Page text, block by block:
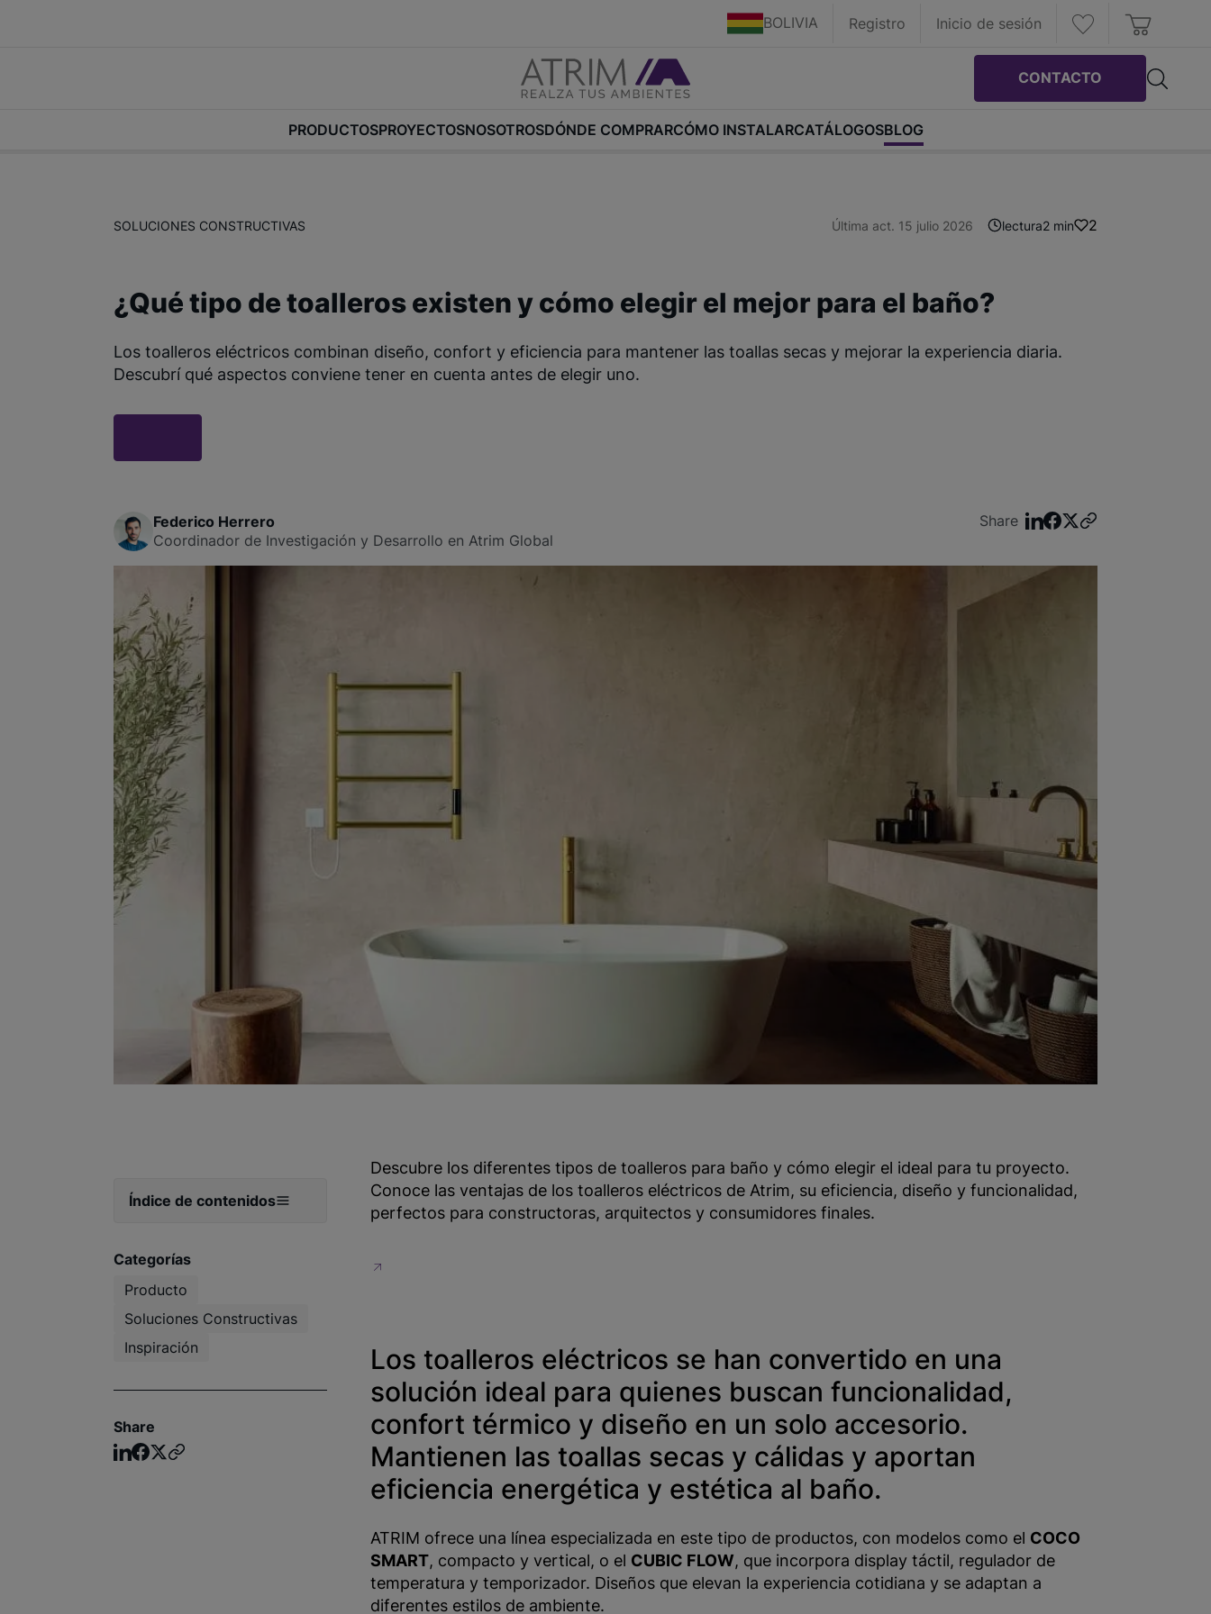
BOLIVIA Registro Inicio de sesión
CONTACTO
PRODUCTOSPROYECTOSNOSOTROSDÓNDE COMPRARCÓMO INSTALARCATÁLOGOSBLOG
SOLUCIONES CONSTRUCTIVAS Última act. 15 julio 2026 lectura2 min 2
¿Qué tipo de toalleros existen y cómo elegir el mejor para el baño?
Los toalleros eléctricos combinan diseño, confort y eficiencia para mantener las toallas secas y mejorar la experiencia diaria.
Descubrí qué aspectos conviene tener en cuenta antes de elegir uno.
Federico Herrero
Coordinador de Investigación y Desarrollo en Atrim Global
Share
Índice de contenidos
Categorías
Producto
Soluciones Constructivas
Inspiración
Share
Descubre los diferentes tipos de toalleros para baño y cómo elegir el ideal para tu proyecto.
Conoce las ventajas de los toalleros eléctricos de Atrim, su eficiencia, diseño y funcionalidad,
perfectos para constructoras, arquitectos y consumidores finales.
Los toalleros eléctricos se han convertido en una
solución ideal para quienes buscan funcionalidad,
confort térmico y diseño en un solo accesorio.
Mantienen las toallas secas y cálidas y aportan
eficiencia energética y estética al baño.
ATRIM ofrece una línea especializada en este tipo de productos, con modelos como el COCO
SMART, compacto y vertical, o el CUBIC FLOW, que incorpora display táctil, regulador de
temperatura y temporizador. Diseños que elevan la experiencia cotidiana y se adaptan a
diferentes estilos de ambiente.